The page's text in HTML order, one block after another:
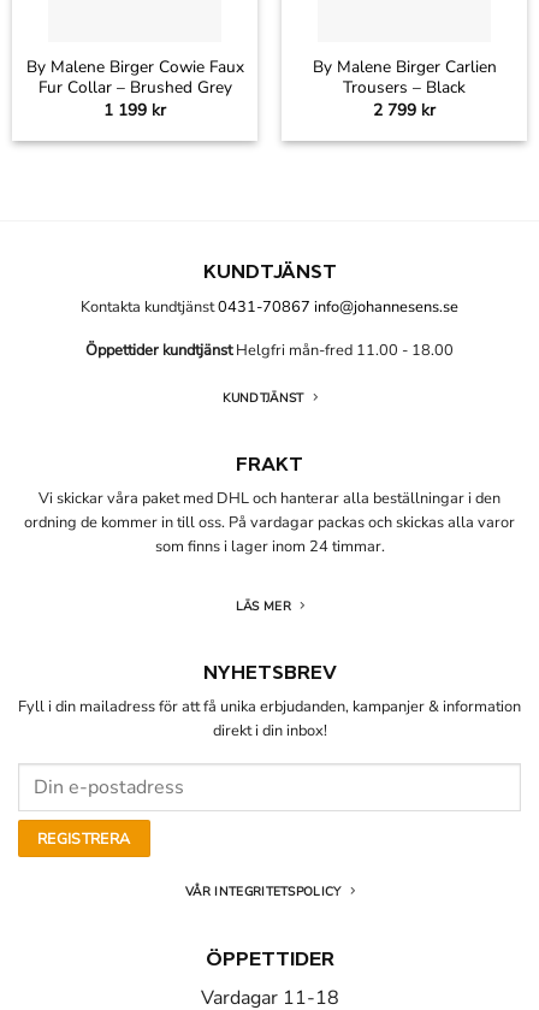
By Malene Birger Cowie Faux
Fur Collar – Brushed Grey
1 199 kr
By Malene Birger Carlien
Trousers – Black
2 799 kr
KUNDTJÄNST
Kontakta kundtjänst0431-70867 info@johannesens.se
Öppettider kundtjänstHelgfri mån-fred 11.00 - 18.00
KUNDTJÄNST
FRAKT
Vi skickar våra paket med DHL och hanterar alla beställningar i den
ordning de kommer in till oss. På vardagar packas och skickas alla varor
som finns i lager inom 24 timmar.
LÄS MER
NYHETSBREV
Fyll i din mailadress för att få unika erbjudanden, kampanjer & information
direkt i din inbox!
VÅR INTEGRITETSPOLICY
ÖPPETTIDER
Vardagar 11-18